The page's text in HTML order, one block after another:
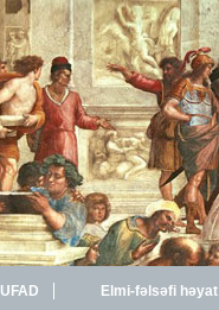
UFAD Elmi-fəlsəfi həyat